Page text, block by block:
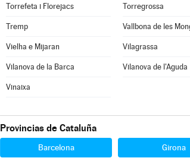
Torrefeta i Florejacs Torregrossa
Tremp Vallbona de les
Vielha e Mijaran Vilagrassa
Vilanova de la Barca Vilanova de l'Aguda
Vinaixa
Provincias de Cataluña
Barcelona Girona